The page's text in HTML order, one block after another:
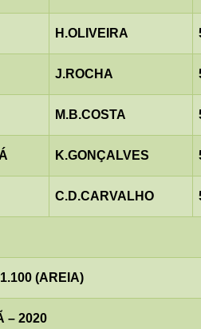
H.OLIVEIRA
J.ROCHA
M.B.COSTA
K.GONÇALVES
C.D.CARVALHO
(AREIA)
– 2020